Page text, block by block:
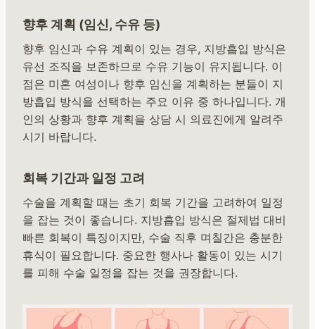
향후 계획 (임신, 수유 등)
향후 임신과 수유 계획이 있는 경우, 지방흡입 방식은
유선 조직을 보존하므로 수유 기능이 유지됩니다. 이
점은 미혼 여성이나 향후 임신을 계획하는 분들이 지
방흡입 방식을 선택하는 주요 이유 중 하나입니다. 개
인의 상황과 향후 계획을 상담 시 의료진에게 알려주
시기 바랍니다.
회복 기간과 일정 고려
수술을 계획할 때는 초기 회복 기간을 고려하여 일정
을 잡는 것이 좋습니다. 지방흡입 방식은 절제법 대비
빠른 회복이 특징이지만, 수술 직후 며칠간은 충분한
휴식이 필요합니다. 중요한 행사나 활동이 있는 시기
를 피해 수술 일정을 잡는 것을 권장합니다.